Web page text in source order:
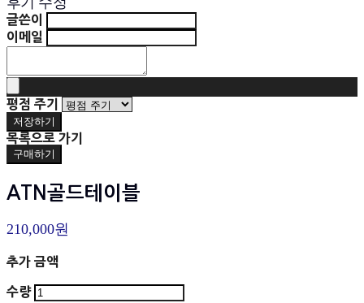
글쓴이
이메일
평점 주기
저장하기
목록으로 가기
구매하기
ATN골드테이블
210,000원
추가 금액
수량